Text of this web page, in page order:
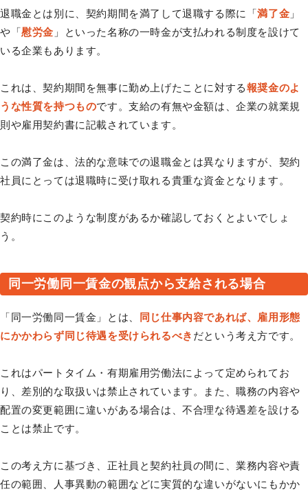
退職金とは別に、契約期間を満了して退職する際に「満了金 」
や「慰労金 」といった名称の一時金が支払われる制度を設けて
いる企業もあります。
これは、契約期間を無事に勤め上げたことに対する報奨金のよ
うな性質を持つものです。支給の有無や金額は、企業の就業規
則や雇用契約書に記載されています。
この満了金は、法的な意味での退職金とは異なりますが、契約
社員にとっては退職時に受け取れる貴重な資金となります。
契約時にこのような制度があるか確認しておくとよいでしょ
う。
同一労働同一賃金の観点から支給される場合
「同一労働同一賃金」とは、
同じ仕事内容であれば、雇用形態
にかかわらず同じ待遇を受けられるべき だという考え方です。
これはパートタイム・有期雇用労働法によって定められてお
り、差別的な取扱いは禁止されています。また、職務の内容や
配置の変更範囲に違いがある場合は、不合理な待遇差を設ける
ことは禁止です。
この考え方に基づき、正社員と契約社員の間に、業務内容や責
任の範囲、人事異動の範囲などに実質的な違いがないにもかか